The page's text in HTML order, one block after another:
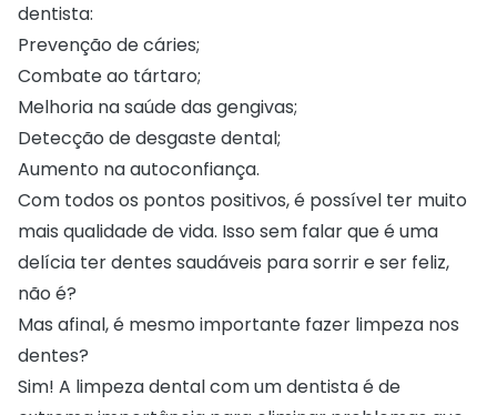
dentista:
Prevenção de cáries;
Combate ao tártaro;
Melhoria na saúde das gengivas;
Detecção de desgaste dental;
Aumento na autoconfiança.
Com todos os pontos positivos, é possível ter muito
mais qualidade de vida. Isso sem falar que é uma
delícia ter dentes saudáveis para sorrir e ser feliz,
não é?
Mas afinal, é mesmo importante fazer limpeza nos
dentes?
Sim! A limpeza dental com um dentista é de